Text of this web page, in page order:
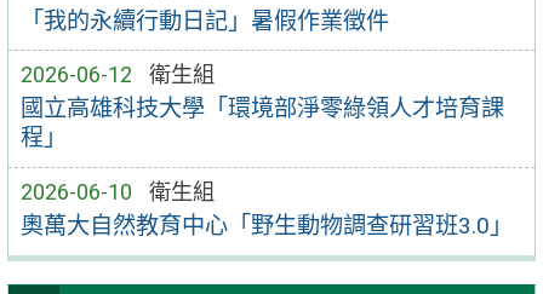
「我的永續行動日記」暑假作業徵件
2026-06-12 衛生組
國立高雄科技大學「環境部淨零綠領人才培育課
程」
2026-06-10 衛生組
奧萬大自然教育中心「野生動物調查研習班3.0」